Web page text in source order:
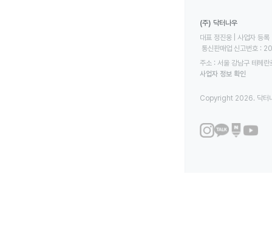
(주) 닥터나우
대표 정진웅 | 사업자
통신판매업 신고번호
주소 : 서울 강남구 테헤
사업자 정보 확인
Copyright 2026. 닥터